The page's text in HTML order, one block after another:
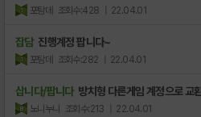
포탐데 조회수:428 | 22.04.01
잡담 진행계정 팝니다~
포탐데 조회수:282 | 22.04.01
삽니다/팝니다 방치형 다른게임 계정으로 교
노니누니 조회수:213 | 22.04.01